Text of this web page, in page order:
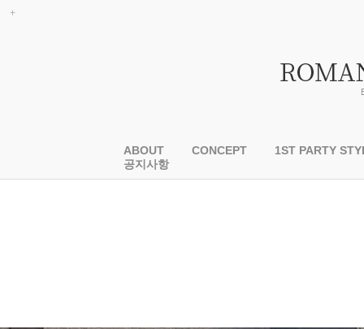
ABOUT CONCEPT
1ST PARTY
공지사항